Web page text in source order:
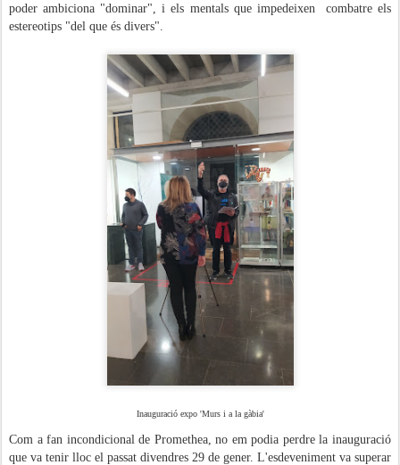
poder ambiciona "dominar", i els mentals que impedeixen combatre els
estereotips "del que és divers".
Inauguració expo 'Murs i a la gàbia'
Com a fan incondicional de Promethea, no em podia perdre la inauguració
que va tenir lloc el passat divendres 29 de gener. L'esdeveniment va superar